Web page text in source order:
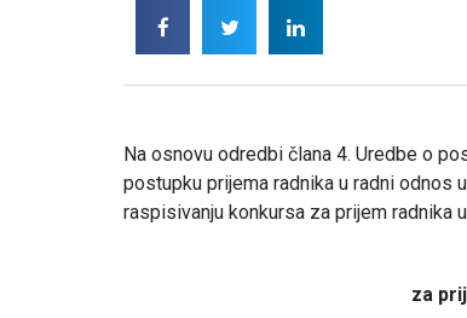
Na osnovu odredbi člana 4. Uredbe o
postupku prijema radnika u radni odnos
raspisivanju konkursa za prijem radnika
za